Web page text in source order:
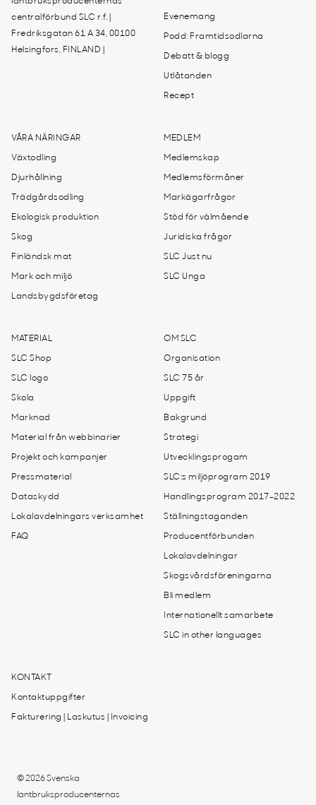
centralförbund SLC r.f. |
Fredriksgatan 61 A 34, 00100
Helsingfors, FINLAND |
Evenemang
Podd: Framtidsodlarna
Debatt & blogg
Utlåtanden
Recept
VÅRA NÄRINGAR
Växtodling
Djurhållning
Trädgårdsodling
Ekologisk produktion
Skog
Finländsk mat
Mark och miljö
Landsbygdsföretag
MEDLEM
Medlemskap
Medlemsförmåner
Markägarfrågor
Stöd för välmående
Juridiska frågor
SLC Just nu
SLC Unga
MATERIAL
SLC Shop
SLC logo
Skola
Marknad
Material från webbinarier
Projekt och kampanjer
Pressmaterial
Dataskydd
Lokalavdelningars verksamhet
FAQ
OM SLC
Organisation
SLC 75 år
Uppgift
Bakgrund
Strategi
Utvecklingsprogam
SLC:s miljöprogram 2019
Handlingsprogram 2017-2022
Ställningstaganden
Producentförbunden
Lokalavdelningar
Skogsvårdsföreningarna
Bli medlem
Internationellt samarbete
SLC in other languages
KONTAKT
Kontaktuppgifter
Fakturering | Laskutus | Invoicing
© 2026 Svenska
lantbruksproducenternas